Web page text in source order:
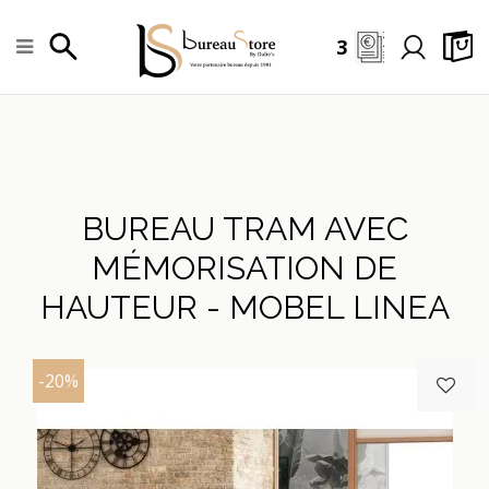
3
BUREAU TRAM AVEC
MÉMORISATION DE
HAUTEUR - MOBEL LINEA
-20%